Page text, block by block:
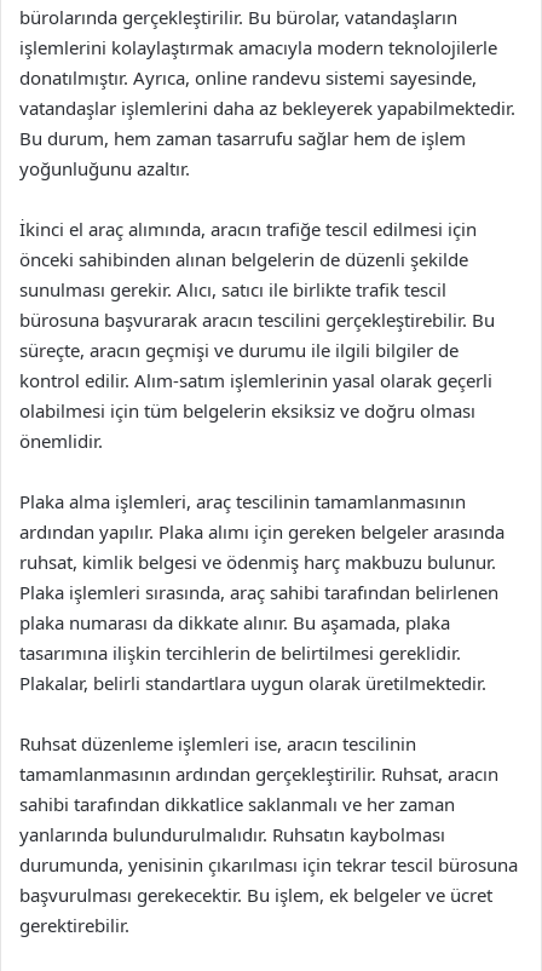
bürolarında gerçekleştirilir. Bu bürolar, vatandaşların
işlemlerini kolaylaştırmak amacıyla modern teknolojilerle
donatılmıştır. Ayrıca, online randevu sistemi sayesinde,
vatandaşlar işlemlerini daha az bekleyerek yapabilmektedir.
Bu durum, hem zaman tasarrufu sağlar hem de işlem
yoğunluğunu azaltır.
İkinci el araç alımında, aracın trafiğe tescil edilmesi için
önceki sahibinden alınan belgelerin de düzenli şekilde
sunulması gerekir. Alıcı, satıcı ile birlikte trafik tescil
bürosuna başvurarak aracın tescilini gerçekleştirebilir. Bu
süreçte, aracın geçmişi ve durumu ile ilgili bilgiler de
kontrol edilir. Alım-satım işlemlerinin yasal olarak geçerli
olabilmesi için tüm belgelerin eksiksiz ve doğru olması
önemlidir.
Plaka alma işlemleri, araç tescilinin tamamlanmasının
ardından yapılır. Plaka alımı için gereken belgeler arasında
ruhsat, kimlik belgesi ve ödenmiş harç makbuzu bulunur.
Plaka işlemleri sırasında, araç sahibi tarafından belirlenen
plaka numarası da dikkate alınır. Bu aşamada, plaka
tasarımına ilişkin tercihlerin de belirtilmesi gereklidir.
Plakalar, belirli standartlara uygun olarak üretilmektedir.
Ruhsat düzenleme işlemleri ise, aracın tescilinin
tamamlanmasının ardından gerçekleştirilir. Ruhsat, aracın
sahibi tarafından dikkatlice saklanmalı ve her zaman
yanlarında bulundurulmalıdır. Ruhsatın kaybolması
durumunda, yenisinin çıkarılması için tekrar tescil bürosuna
başvurulması gerekecektir. Bu işlem, ek belgeler ve ücret
gerektirebilir.